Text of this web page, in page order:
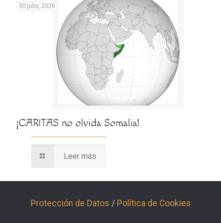
30 julio, 2026
¡CARITAS no olvida Somalia!
Leer más
Protección de Datos / Política de Cookies